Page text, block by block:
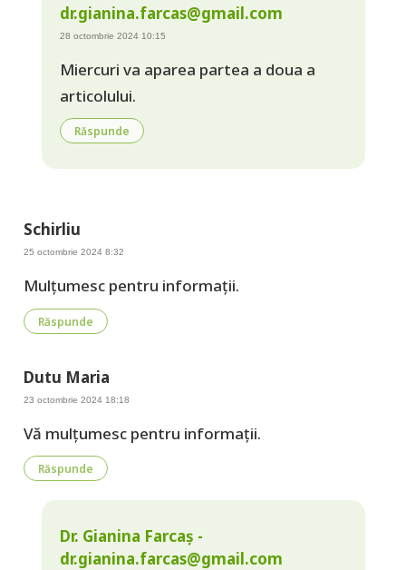
dr.gianina.farcas@gmail.com
28 octombrie 2024 10:15
Miercuri va aparea partea a doua a
articolului.
Răspunde
Schirliu
25 octombrie 2024 8:32
Mulțumesc pentru informații.
Răspunde
Dutu Maria
23 octombrie 2024 18:18
Vă mulțumesc pentru informații.
Răspunde
Dr. Gianina Farcaș -
dr.gianina.farcas@gmail.com